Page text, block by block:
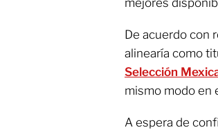
mejores
De acuerdo con
alinearía como
Selección
mismo modo en
A espera de